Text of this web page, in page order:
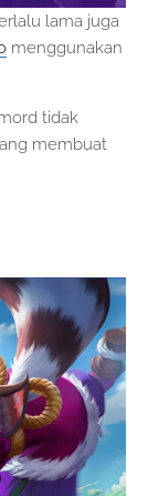
lama juga
menggunakan
tidak
membuat